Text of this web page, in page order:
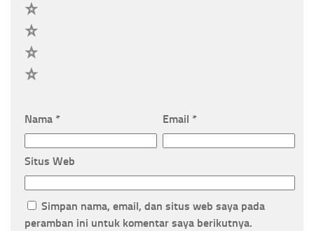
Nama * Email *
Situs Web
Simpan nama, email, dan situs web saya pada
peramban ini untuk komentar saya berikutnya.